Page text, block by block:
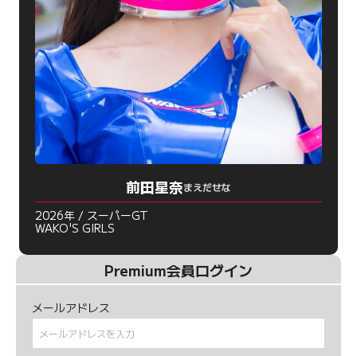
前田星奈まえだせな
2026年 / スーパーGT
WAKO'S GIRLS
Premium会員ログイン
メールアドレス